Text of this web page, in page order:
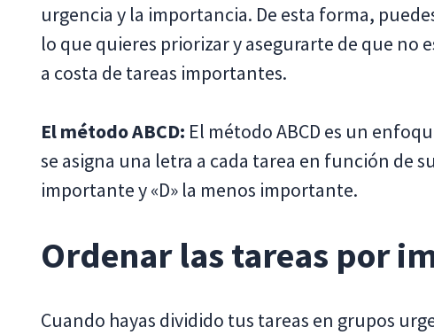
urgencia y la importancia. De esta forma,
lo que quieres priorizar y asegurarte de que no
a costa de tareas importantes.
El método ABCD: El método ABCD es un
se asigna una letra a cada tarea en función de
importante y «D» la menos importante.
Ordenar las tareas por
Cuando hayas dividido tus tareas en grupos